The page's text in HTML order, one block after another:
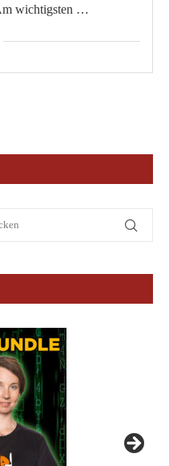
wichtigsten …